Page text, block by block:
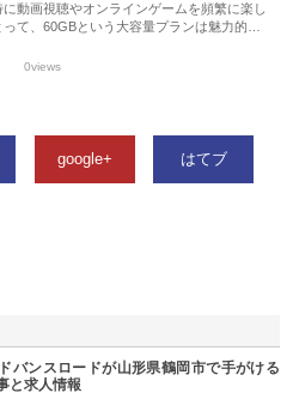
に動画視聴やオンラインゲームを頻繁に楽し
って、60GBという大容量プランは魅力的…
0views
google+ はてブ
バンスロードが山形県鶴岡市で手がける
と求人情報